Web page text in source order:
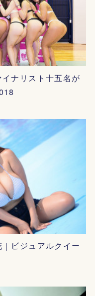
ナリスト十五名が
ビジュアルクイー